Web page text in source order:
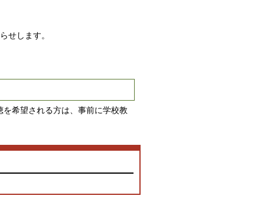
せします。
を希望される方は、事前に学校教